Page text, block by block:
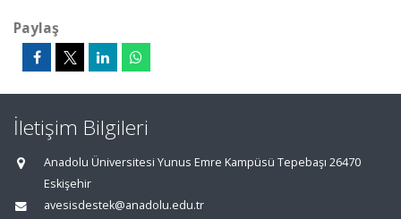
Paylaş
İletişim Bilgileri
Anadolu Üniversitesi Yunus Emre Kampüsü Tepebaşı 26470
Eskişehir
avesisdestek@anadolu.edu.tr